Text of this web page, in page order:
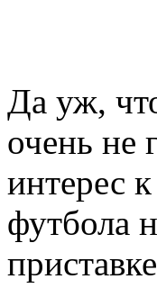
Да уж,
очень не
интерес
футбола